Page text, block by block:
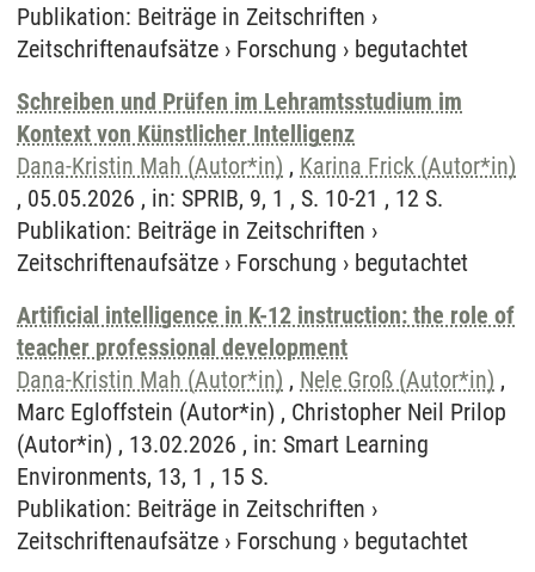
Publikation: Beiträge in Zeitschriften ›
Zeitschriftenaufsätze › Forschung › begutachtet
Schreiben und Prüfen im Lehramtsstudium im
Kontext von Künstlicher Intelligenz
Dana-Kristin Mah (Autor*in) , Karina Frick (Autor*in)
, 05.05.2026 , in: SPRIB, 9, 1 , S. 10-21 , 12 S.
Publikation: Beiträge in Zeitschriften ›
Zeitschriftenaufsätze › Forschung › begutachtet
Artificial intelligence in K-12 instruction: the role of
teacher professional development
Dana-Kristin Mah (Autor*in) , Nele Groß (Autor*in) ,
Marc Egloffstein (Autor*in) , Christopher Neil Prilop
(Autor*in) , 13.02.2026 , in: Smart Learning
Environments, 13, 1 , 15 S.
Publikation: Beiträge in Zeitschriften ›
Zeitschriftenaufsätze › Forschung › begutachtet